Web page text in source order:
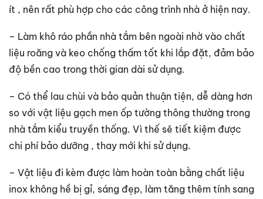
ít , nên rất phù hợp cho các công trình nhà ở hiện nay.
– Làm khô ráo phần nhà tắm bên ngoài nhờ vào chất
liệu roăng và keo chống thấm tốt khi lắp đặt, đảm bảo
độ bền cao trong thời gian dài sử dụng.
– Có thể lau chùi và bảo quản thuận tiện, dễ dàng hơn
so với vật liệu gạch men ốp tường thông thường trong
nhà tắm kiểu truyền thống. Vì thế sẽ tiết kiệm được
chi phí bảo dưỡng , thay mới khi sử dụng.
– Vật liệu đi kèm được làm hoàn toàn bằng chất liệu
inox không hề bị gỉ, sáng đẹp, làm tăng thêm tính sang